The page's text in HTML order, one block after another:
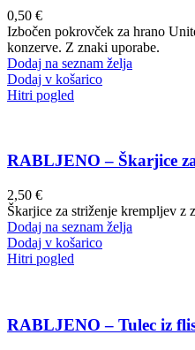
0,50 €
Izbočen pokrovček za hrano
konzerve. Z znaki uporabe.
Dodaj na seznam želja
Dodaj v košarico
Hitri pogled
RABLJENO – Škarjice
2,50 €
Škarjice za striženje krempljev z
Dodaj na seznam želja
Dodaj v košarico
Hitri pogled
RABLJENO – Tulec iz